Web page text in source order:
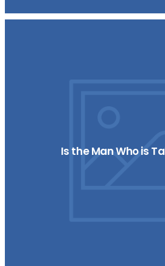
Is the Man Who is